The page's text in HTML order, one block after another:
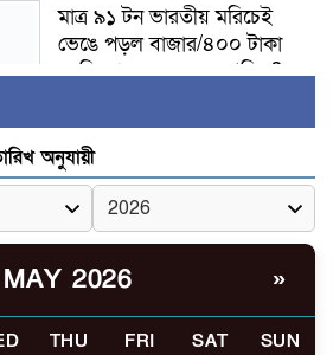
মাত্র ৯১ টন ভারতীয় মরিচেই
ভেঙে পড়ল বাজার/৪০০ টাকা
কেজি দাম কে ধরে রেখেছিল?
জুলাই আন্দোলন ছিল সম্মিলিত,
লক্ষ্য হওয়া উচিত ঐক্য ও
রাষ্ট্রগঠন
ভোরে ঝিনাইদহ সীমান্তে জটলা
দেখে বিএসএফের রাবার বুলেট,
অনুযায়ী
MAY 2026 »
THU FRI SAT SUN